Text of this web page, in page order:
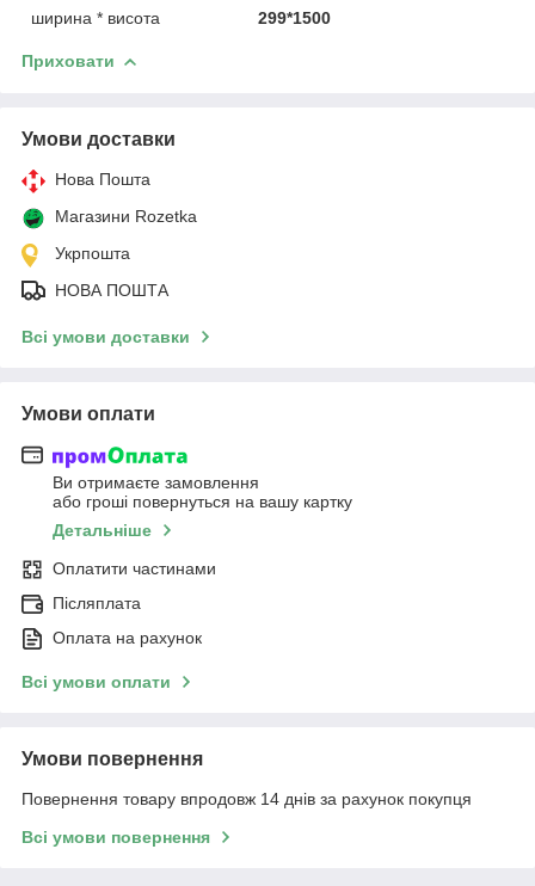
ширина * висота
299*1500
Приховати
Умови доставки
Нова Пошта
Магазини Rozetka
Укрпошта
НОВА ПОШТА
Всі умови доставки
Умови оплати
Ви отримаєте замовлення
або гроші повернуться на вашу картку
Детальніше
Оплатити частинами
Післяплата
Оплата на рахунок
Всі умови оплати
Умови повернення
Повернення товару впродовж 14 днів за рахунок покупця
Всі умови повернення